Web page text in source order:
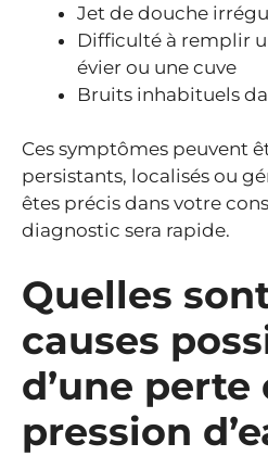
Jet de douche
Difficulté à remplir
évier ou une cuve
Bruits inhabituels
Ces symptômes peuvent
persistants, localisés ou
êtes précis dans votre
diagnostic sera rapide.
Quelles
causes
d’une perte
pression